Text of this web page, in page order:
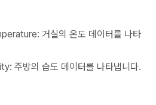
거실의 온도 데이터를 나타
주방의 습도 데이터를 나타냅니다.